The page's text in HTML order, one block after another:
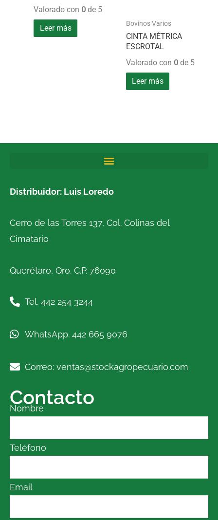
Valorado con 0 de 5
Leer más Bovinos Varios
CINTA MÉTRICA
ESCROTAL
Valorado con 0de 5
Leer más
Distribuidor: Luis Loredo
Cerro de las Torres 137, Col. Colinas del
Cimatario
Querétaro, Qro. C.P. 76090
Tel. 442 254 3244
WhatsApp. 442 665 9076
Correo: ventas@stockagropecuario.com
Contacto
Nombre
Teléfono
Email